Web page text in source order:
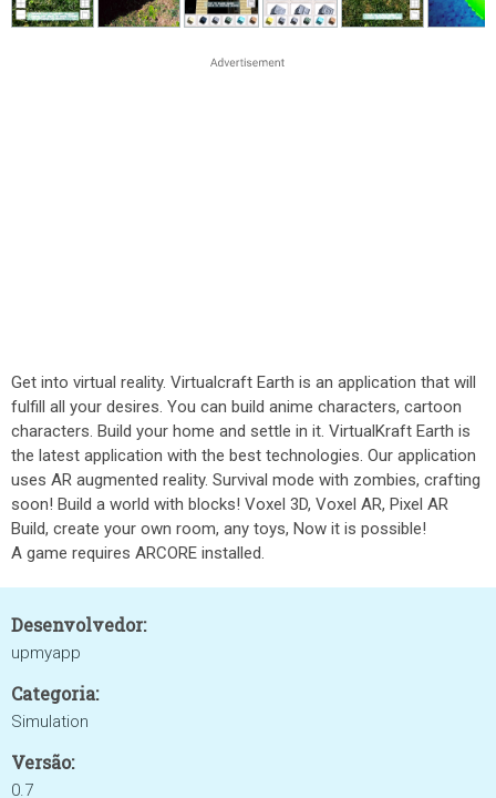
Get into virtual reality. Virtualcraft Earth is an application that will
fulfill all your desires. You can build anime characters, cartoon
characters. Build your home and settle in it. VirtualKraft Earth is
the latest application with the best technologies. Our application
uses AR augmented reality. Survival mode with zombies, crafting
soon! Build a world with blocks! Voxel 3D, Voxel AR, Pixel AR
Build, create your own room, any toys, Now it is possible!
A game requires ARCORE installed.
Desenvolvedor:
upmyapp
Categoria:
Simulation
Versão:
0.7